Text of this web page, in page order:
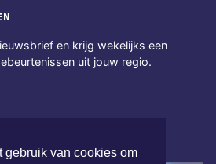
gebruik van cookies om
en krijg wekelijks een
uit jouw regio.